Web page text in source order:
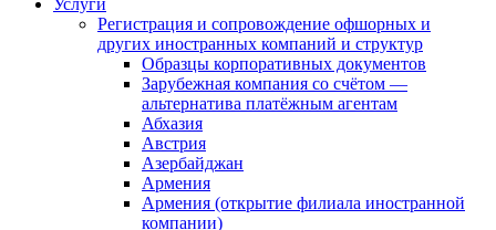
Услуги
Регистрация и сопровождение офшорных и
других иностранных компаний и структур
Образцы корпоративных документов
Зарубежная компания со счётом —
альтернатива платёжным агентам
Абхазия
Австрия
Азербайджан
Армения
Армения (открытие филиала иностранной
компании)